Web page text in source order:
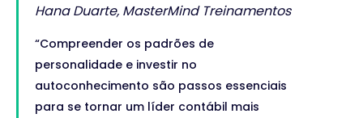
Hana Duarte, MasterMind Treinamentos
“Compreender os padrões de
personalidade e investir no
autoconhecimento são passos essenciais
para se tornar um líder contábil mais